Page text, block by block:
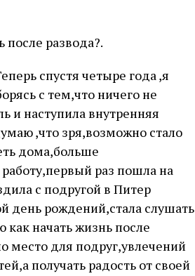
развода?.
спустя четыре года ,я
с тем,что ничего не
и наступила внутренняя
,что зря,возможно стало
дома,больше
раз пошла на
с подругой в Питер
день рождений,стала слушать
начать жизнь после
место для подруг,увлечений
получать радость от своей